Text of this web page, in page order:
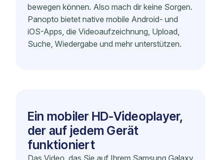
bewegen können. Also mach dir keine Sorgen.
Panopto bietet native mobile Android- und
iOS-Apps, die Videoaufzeichnung, Upload,
Suche, Wiedergabe und mehr unterstützen.
Ein mobiler HD-Videoplayer,
der auf jedem Gerät
funktioniert
Das Video, das Sie auf Ihrem Samsung Galaxy